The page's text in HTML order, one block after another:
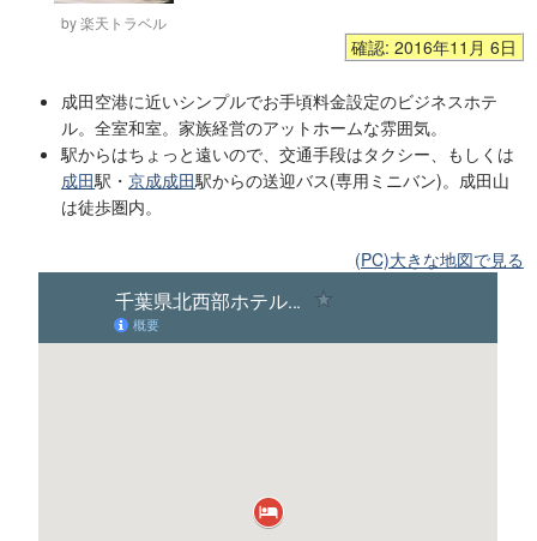
by 楽天トラベル
確認: 2016年11月 6日
成田空港に近いシンプルでお手頃料金設定のビジネスホテ
ル。全室和室。家族経営のアットホームな雰囲気。
駅からはちょっと遠いので、交通手段はタクシー、もしくは
成田駅・京成成田駅からの送迎バス(専用ミニバン)。成田山
は徒歩圏内。
(PC)大きな地図で見る